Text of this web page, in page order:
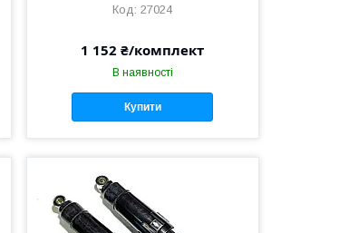
27024
1 152 ₴/комплект
В наявності
Купити